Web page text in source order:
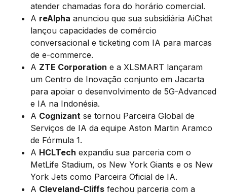
atender chamadas fora do horário comercial.
A reAlpha anunciou que sua subsidiária AiChat
lançou capacidades de comércio
conversacional e ticketing com IA para marcas
de e-commerce.
A ZTE Corporation e a XLSMART lançaram
um Centro de Inovação conjunto em Jacarta
para apoiar o desenvolvimento de 5G-Advanced
e IA na Indonésia.
A Cognizant se tornou Parceira Global de
Serviços de IA da equipe Aston Martin Aramco
de Fórmula 1.
A HCLTech expandiu sua parceria com o
MetLife Stadium, os New York Giants e os New
York Jets como Parceira Oficial de IA.
A Cleveland-Cliffs fechou parceria com a